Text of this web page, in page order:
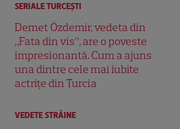
SERIALE TURCEŞTI
Demet Özdemir, vedeta din
„Fata din vis”, are o poveste
impresionantă. Cum a ajuns
una dintre cele mai iubite
actrițe din Turcia
VEDETE STRĂINE